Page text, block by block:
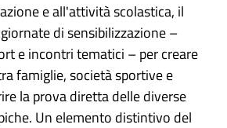
e all'attività scolastica, il
di sensibilizzazione –
e incontri tematici – per creare
famiglie, società sportive e
la prova diretta delle diverse
Un elemento distintivo del